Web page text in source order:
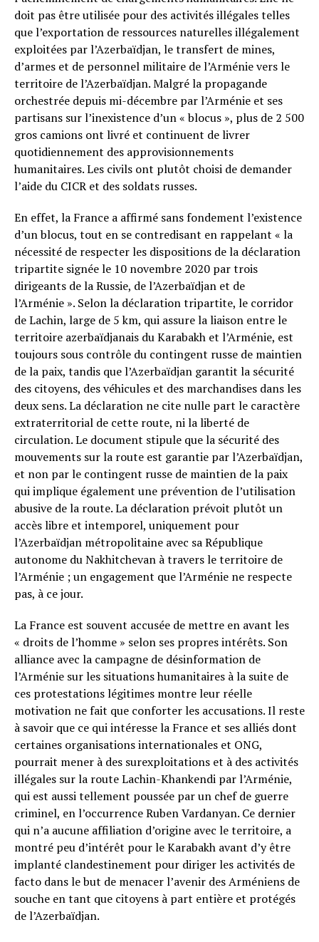
doit pas être utilisée pour des activités illégales telles
que l’exportation de ressources naturelles illégalement
exploitées par l’Azerbaïdjan, le transfert de mines,
d’armes et de personnel militaire de l’Arménie vers le
territoire de l’Azerbaïdjan. Malgré la propagande
orchestrée depuis mi-décembre par l’Arménie et ses
partisans sur l’inexistence d’un « blocus », plus de 2 500
gros camions ont livré et continuent de livrer
quotidiennement des approvisionnements
humanitaires. Les civils ont plutôt choisi de demander
l’aide du CICR et des soldats russes.
En effet, la France a affirmé sans fondement l’existence
d’un blocus, tout en se contredisant en rappelant « la
nécessité de respecter les dispositions de la déclaration
tripartite signée le 10 novembre 2020 par trois
dirigeants de la Russie, de l’Azerbaïdjan et de
l’Arménie ». Selon la déclaration tripartite, le corridor
de Lachin, large de 5 km, qui assure la liaison entre le
territoire azerbaïdjanais du Karabakh et l’Arménie, est
toujours sous contrôle du contingent russe de maintien
de la paix, tandis que l’Azerbaïdjan garantit la sécurité
des citoyens, des véhicules et des marchandises dans les
deux sens. La déclaration ne cite nulle part le caractère
extraterritorial de cette route, ni la liberté de
circulation. Le document stipule que la sécurité des
mouvements sur la route est garantie par l’Azerbaïdjan,
et non par le contingent russe de maintien de la paix
qui implique également une prévention de l’utilisation
abusive de la route. La déclaration prévoit plutôt un
accès libre et intemporel, uniquement pour
l’Azerbaïdjan métropolitaine avec sa République
autonome du Nakhitchevan à travers le territoire de
l’Arménie ; un engagement que l’Arménie ne respecte
pas, à ce jour.
La France est souvent accusée de mettre en avant les
« droits de l’homme » selon ses propres intérêts. Son
alliance avec la campagne de désinformation de
l’Arménie sur les situations humanitaires à la suite de
ces protestations légitimes montre leur réelle
motivation ne fait que conforter les accusations. Il reste
à savoir que ce qui intéresse la France et ses alliés dont
certaines organisations internationales et ONG,
pourrait mener à des surexploitations et à des activités
illégales sur la route Lachin-Khankendi par l’Arménie,
qui est aussi tellement poussée par un chef de guerre
criminel, en l’occurrence Ruben Vardanyan. Ce dernier
qui n’a aucune affiliation d’origine avec le territoire, a
montré peu d’intérêt pour le Karabakh avant d’y être
implanté clandestinement pour diriger les activités de
facto dans le but de menacer l’avenir des Arméniens de
souche en tant que citoyens à part entière et protégés
de l’Azerbaïdjan.